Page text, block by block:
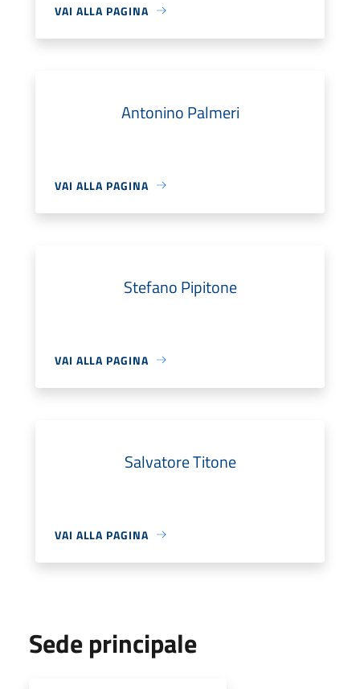
VAI ALLA PAGINA
Antonino Palmeri
VAI ALLA PAGINA
Stefano Pipitone
VAI ALLA PAGINA
Salvatore Titone
VAI ALLA PAGINA
Sede principale